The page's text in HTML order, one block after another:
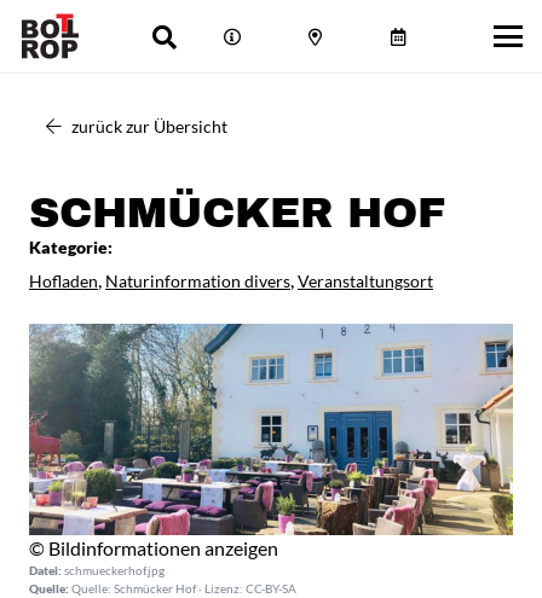
zurück zur Übersicht
SCHMÜCKER HOF
Kategorie:
Hofladen Naturinformation divers Veranstaltungsort
© Bildinformationen anzeigen
Datei: schmueckerhof.jpg
Quelle: Quelle: Schmücker Hof · Lizenz: CC-BY-SA